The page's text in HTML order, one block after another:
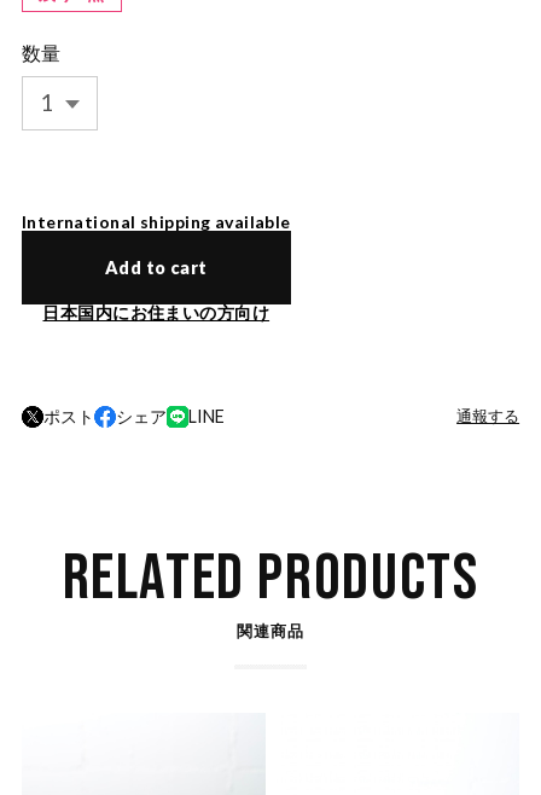
数量
International shipping available
Add to cart
日本国内にお住まいの方向け
ポスト シェア LINE 通報する
RELATED PRODUCTS
関連商品